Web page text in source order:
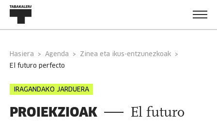
Hasiera Agenda
Zinea eta ikus-entzunezkoak
el futuro perfecto
IRAGANDAKO JARDUERA
PROIEKZIOAK
El futuro